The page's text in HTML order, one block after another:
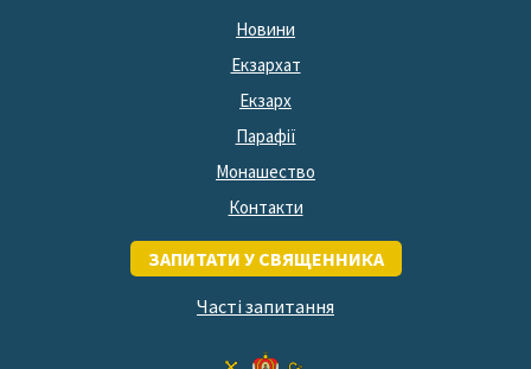
Новини
Екзархат
Екзарх
Парафії
Монашество
Контакти
ЗАПИТАТИ У СВЯЩЕННИКА
Часті запитання